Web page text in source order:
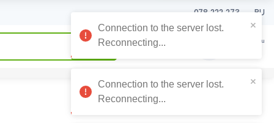
078 222 273 RU
Coșul meu